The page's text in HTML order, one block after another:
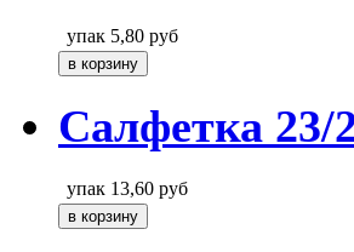
упак 5,80 руб
Салфетка
упак 13,60 руб